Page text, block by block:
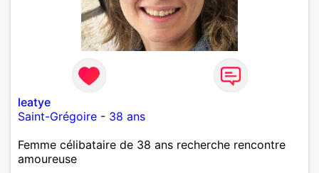
leatye
Saint-Grégoire - 38 ans
Femme célibataire de 38 ans recherche rencontre
amoureuse